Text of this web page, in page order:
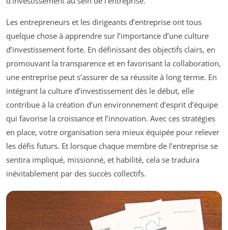
Les entrepreneurs et les dirigeants d’entreprise ont tous
quelque chose à apprendre sur l’importance d’une culture
d’investissement forte. En définissant des objectifs clairs, en
promouvant la transparence et en favorisant la collaboration,
une entreprise peut s’assurer de sa réussite à long terme. En
intégrant la culture d’investissement dès le début, elle
contribue à la création d’un environnement d’esprit d’équipe
qui favorise la croissance et l’innovation. Avec ces stratégies
en place, votre organisation sera mieux équipée pour relever
les défis futurs. Et lorsque chaque membre de l’entreprise se
sentira impliqué, missionné, et habilité, cela se traduira
inévitablement par des succès collectifs.